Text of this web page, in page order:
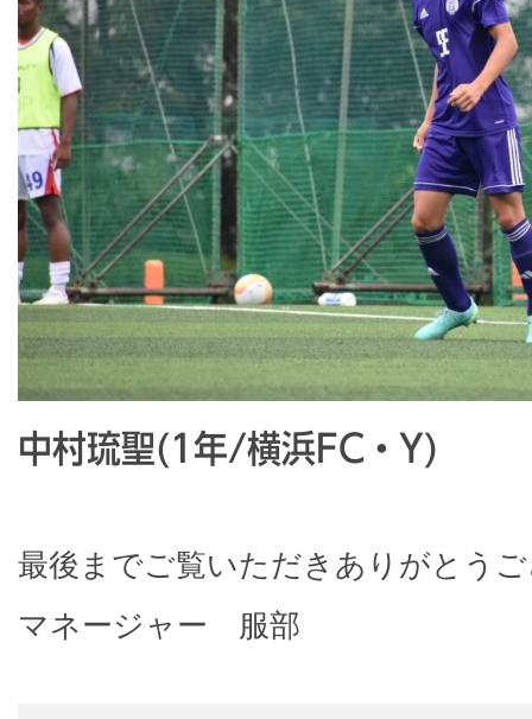
中村琉聖(1年/横浜FC・Y)
最後までご覧いただきありがとう
マネージャー 服部